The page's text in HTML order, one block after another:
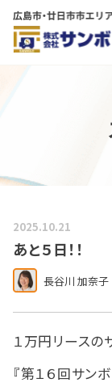
2025.10.21
あと５日！！
長谷川 加奈子
１万円リースの
『第１６回サン